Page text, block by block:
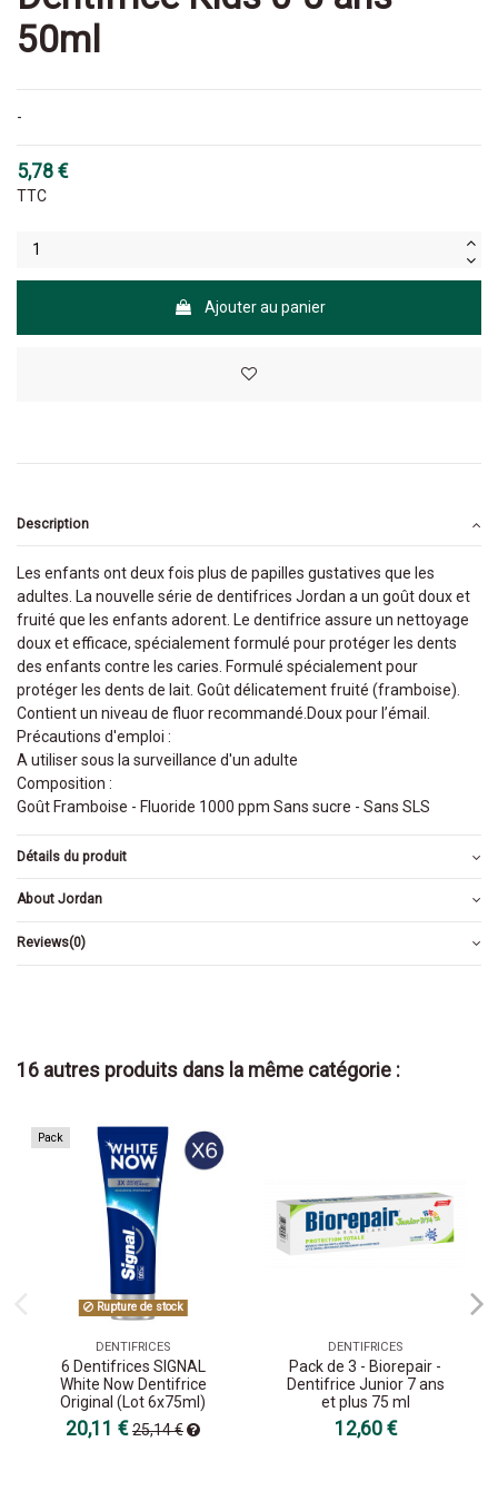
50ml
-
5,78 €
TTC
Ajouter au panier
Description
Les enfants ont deux fois plus de papilles gustatives que les
adultes. La nouvelle série de dentifrices Jordan a un goût doux et
fruité que les enfants adorent. Le dentifrice assure un nettoyage
doux et efficace, spécialement formulé pour protéger les dents
des enfants contre les caries. Formulé spécialement pour
protéger les dents de lait. Goût délicatement fruité (framboise).
Contient un niveau de fluor recommandé.Doux pour l’émail.
Précautions d'emploi :
A utiliser sous la surveillance d'un adulte
Composition :
Goût Framboise - Fluoride 1000 ppm Sans sucre - Sans SLS
Détails du produit
About Jordan
Reviews(0)
16 autres produits dans la même catégorie :
Pack
Rupture de stock
DENTIFRICES
6 Dentifrices SIGNAL
White Now Dentifrice
Original (Lot 6x75ml)
20,11 €25,14 €
DENTIFRICES
Pack de 3 - Biorepair -
Dentifrice Junior 7 ans
et plus 75 ml
12,60 €